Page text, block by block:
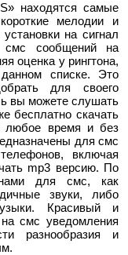
находятся самые
мелодии и
на сигнал
смс сообщений на
оценка у рингтона,
списке. Это
для своего
вы можете слушать
бесплатно скачать
любое время и без
для смс
включая
mp3 версию. По
для смс, как
звуки, либо
Красивый и
на смс уведомления
разнообразия и